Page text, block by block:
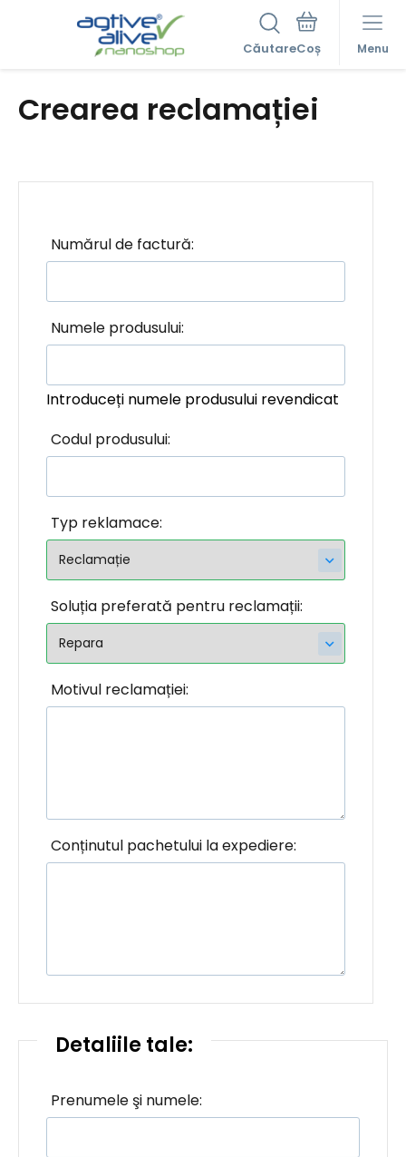
Căutare Menu
Crearea reclamației
Numărul de factură:
Numele produsului:
Introduceți numele produsului revendicat
Codul produsului:
Typ reklamace:
Soluția preferată pentru reclamații:
Motivul reclamației:
Conținutul pachetului la expediere:
Detaliile tale:
Prenumele şi numele: